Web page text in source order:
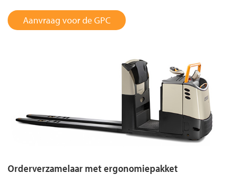
Aanvraag voor de GPC
Orderverzamelaar met ergonomiepakket